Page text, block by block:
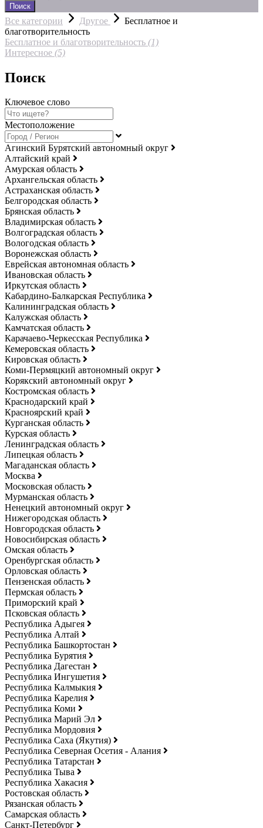
Поиск
Все категории Другое
Бесплатное и
благотворительность
Бесплатное и благотворительность (1)
Интересное (5)
Поиск
Ключевое слово
Местоположение
Агинский Бурятский автономный округ
Алтайский край
Амурская область
Архангельская область
Астраханская область
Белгородская область
Брянская область
Владимирская область
Волгоградская область
Вологодская область
Воронежская область
Еврейская автономная область
Ивановская область
Иркутская область
Кабардино-Балкарская Республика
Калининградская область
Калужская область
Камчатская область
Карачаево-Черкесская Республика
Кемеровская область
Кировская область
Коми-Пермяцкий автономный округ
Корякский автономный округ
Костромская область
Краснодарский край
Красноярский край
Курганская область
Курская область
Ленинградская область
Липецкая область
Магаданская область
Москва
Московская область
Мурманская область
Ненецкий автономный округ
Нижегородская область
Новгородская область
Новосибирская область
Омская область
Оренбургская область
Орловская область
Пензенская область
Пермская область
Приморский край
Псковская область
Республика Адыгея
Республика Алтай
Республика Башкортостан
Республика Бурятия
Республика Дагестан
Республика Ингушетия
Республика Калмыкия
Республика Карелия
Республика Коми
Республика Марий Эл
Республика Мордовия
Республика Саха (Якутия)
Республика Северная Осетия - Алания
Республика Татарстан
Республика Тыва
Республика Хакасия
Ростовская область
Рязанская область
Самарская область
Санкт-Петербург